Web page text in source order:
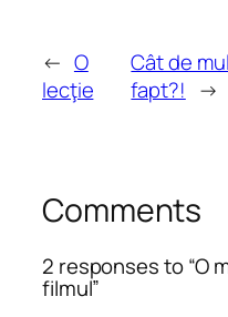
← O
lecţie
Cât de
fapt?! →
Comments
2 responses to “O
filmul”